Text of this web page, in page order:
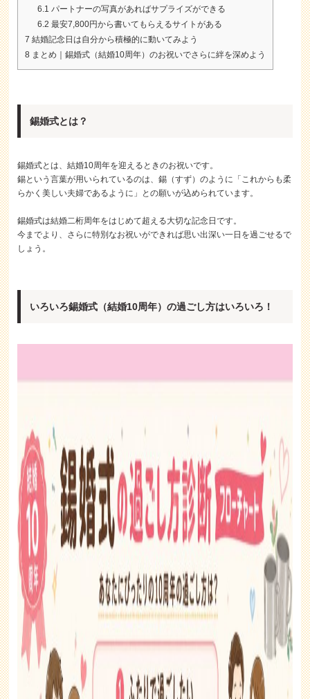
6.1 パートナーの写真があればサプライズができる
6.2 最安7,800円から書いてもらえるサイトがある
7 結婚記念日は自分から積極的に動いてみよう
8 まとめ｜錫婚式（結婚10周年）のお祝いでさらに絆を深めよう
錫婚式とは？
錫婚式とは、結婚10周年を迎えるときのお祝いです。
錫という言葉が用いられているのは、錫（すず）のように「これからも柔
らかく美しい夫婦であるように」との願いが込められています。
錫婚式は結婚二桁周年をはじめて超える大切な記念日です。
今までより、さらに特別なお祝いができれば思い出深い一日を過ごせるで
しょう。
いろいろ錫婚式（結婚10周年）の過ごし方はいろいろ！